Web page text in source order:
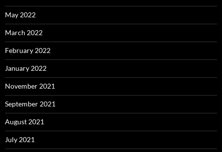
May 2022
March 2022
February 2022
January 2022
November 2021
September 2021
August 2021
July 2021